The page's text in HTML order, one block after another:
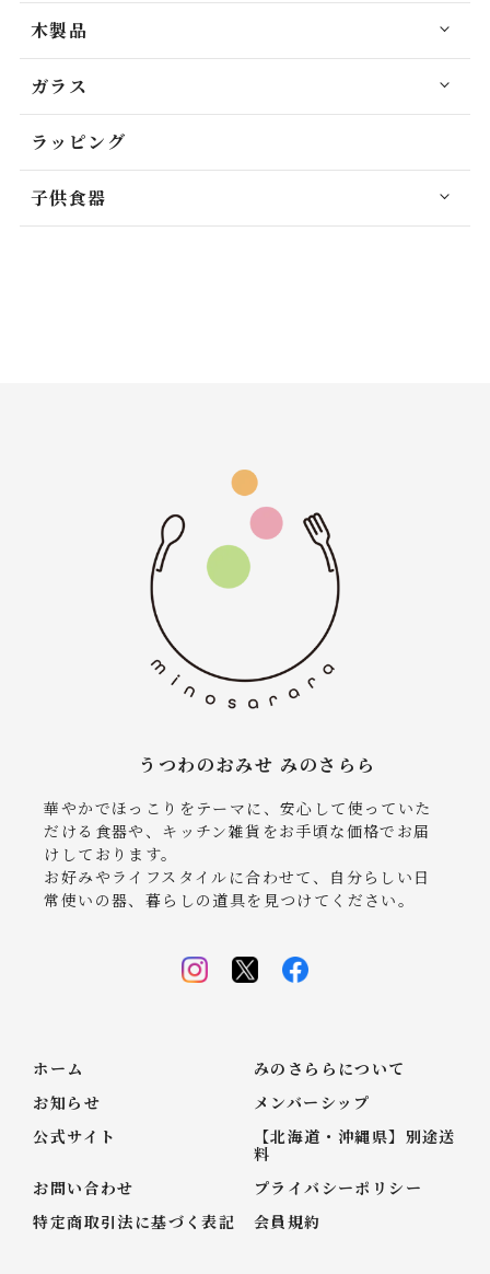
木製品
ガラス
ラッピング
子供食器
うつわのおみせ みのさらら
華やかでほっこりをテーマに、安心して使っていた
だける食器や、キッチン雑貨をお手頃な価格でお届
けしております。
お好みやライフスタイルに合わせて、自分らしい日
常使いの器、暮らしの道具を見つけてください。
ホーム
みのさららについて
お知らせ
メンバーシップ
公式サイト
【北海道・沖縄県】別途送
料
お問い合わせ
プライバシーポリシー
特定商取引法に基づく表記
会員規約